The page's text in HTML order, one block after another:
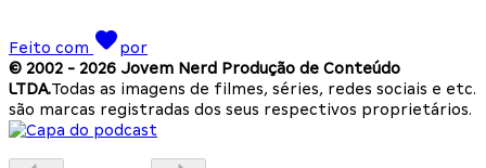
Feito com
por
© 2002 - 2026 Jovem Nerd Produção de Conteúdo
LTDA.Todas as imagens de filmes, séries, redes sociais e etc.
são marcas registradas dos seus respectivos proprietários.